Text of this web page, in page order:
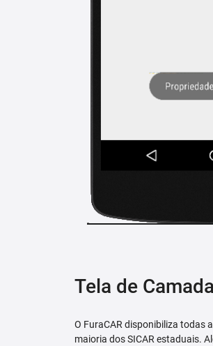
Tela de
O FuraCAR disponibiliza todas
maioria dos SICAR estaduais.